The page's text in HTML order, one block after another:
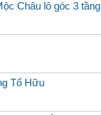
Châu lô góc 3
Tố Hữu